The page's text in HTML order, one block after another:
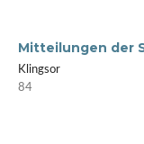
Mitteilungen der
Klingsor
84